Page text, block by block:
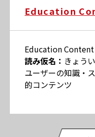
Education
Education Content
読み仮名： きょう
ユーザーの知識・
的コンテンツ